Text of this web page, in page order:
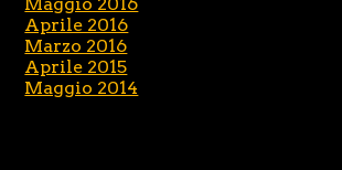
Aprile 2016
Marzo 2016
Aprile 2015
Maggio 2014